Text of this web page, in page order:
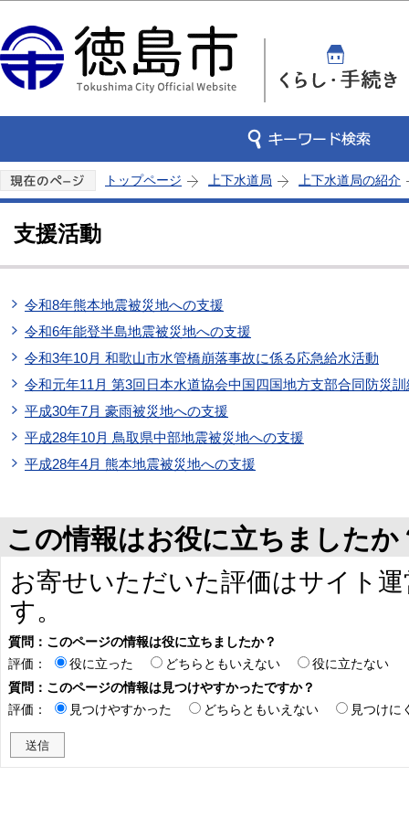
トップページ 上下水道局 上下水道局の紹介
支援活動
令和8年熊本地震被災地への支援
令和6年能登半島地震被災地への支援
令和3年10月 和歌山市水管橋崩落事故に係る応急給水活動
令和元年11月 第3回日本水道協会中国四国地方支部合同防災訓
平成30年7月 豪雨被災地への支援
平成28年10月 鳥取県中部地震被災地への支援
平成28年4月 熊本地震被災地への支援
この情報はお役に立ちましたか
お寄せいただいた評価はサイト
す。
質問：このページの情報は役に立ちましたか？
評価：
役に立った どちらともいえない
役に立たない
質問：このページの情報は見つけやすかったですか？
評価：
見つけやすかった どちらともいえない 見つけに